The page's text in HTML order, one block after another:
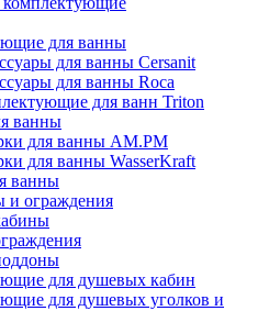
для ванны
для ванны Cersanit
для ванны Roca
для ванн Triton
ванны
для ванны AM.PM
для ванны WasserKraft
ванны
ограждения
для душевых кабин
для душевых уголков и